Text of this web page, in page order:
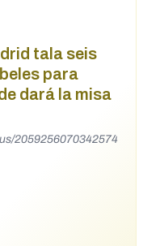
tala seis
para
dará la misa
2059256070342574